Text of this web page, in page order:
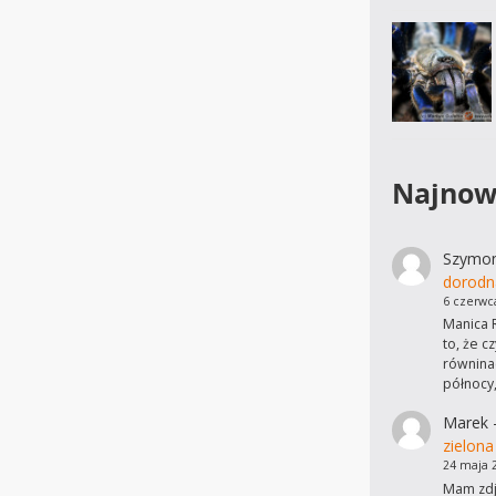
6
Manica
to, że
Marek
zielona
24 maja
Mam